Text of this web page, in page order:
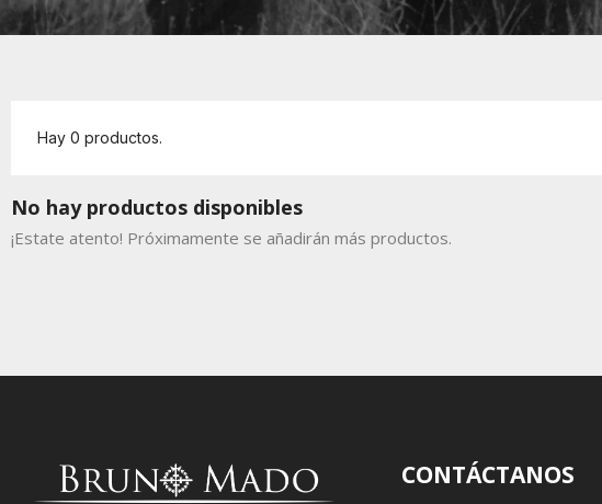
Hay 0 productos.
No hay productos disponibles
¡Estate atento! Próximamente se añadirán más productos.
CONTÁCTANOS